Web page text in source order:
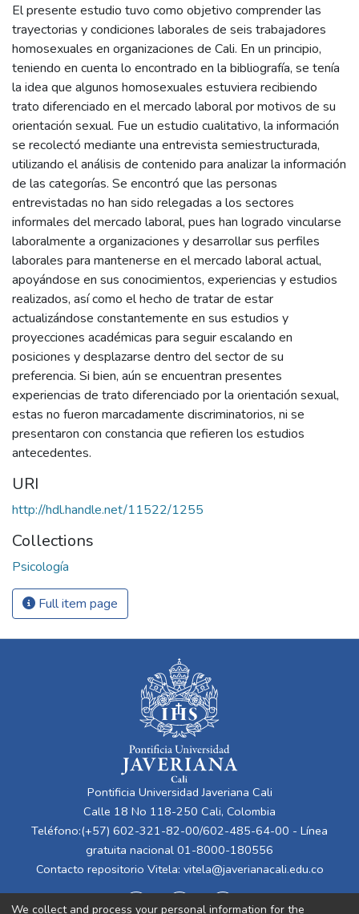
El presente estudio tuvo como objetivo comprender las
trayectorias y condiciones laborales de seis trabajadores
homosexuales en organizaciones de Cali. En un principio,
teniendo en cuenta lo encontrado en la bibliografía, se tenía
la idea que algunos homosexuales estuviera recibiendo
trato diferenciado en el mercado laboral por motivos de su
orientación sexual. Fue un estudio cualitativo, la información
se recolectó mediante una entrevista semiestructurada,
utilizando el análisis de contenido para analizar la información
de las categorías. Se encontró que las personas
entrevistadas no han sido relegadas a los sectores
informales del mercado laboral, pues han logrado vincularse
laboralmente a organizaciones y desarrollar sus perfiles
laborales para mantenerse en el mercado laboral actual,
apoyándose en sus conocimientos, experiencias y estudios
realizados, así como el hecho de tratar de estar
actualizándose constantemente en sus estudios y
proyecciones académicas para seguir escalando en
posiciones y desplazarse dentro del sector de su
preferencia. Si bien, aún se encuentran presentes
experiencias de trato diferenciado por la orientación sexual,
estas no fueron marcadamente discriminatorios, ni se
presentaron con constancia que refieren los estudios
antecedentes.
URI
http://hdl.handle.net/11522/1255
Collections
Psicología
Full item page
Pontificia Universidad Javeriana Cali
Calle 18 No 118-250 Cali, Colombia
Teléfono:(+57) 602-321-82-00/602-485-64-00 - Línea
gratuita nacional 01-8000-180556
Contacto repositorio Vitela: vitela@javerianacali.edu.co
We collect and process your personal information for the